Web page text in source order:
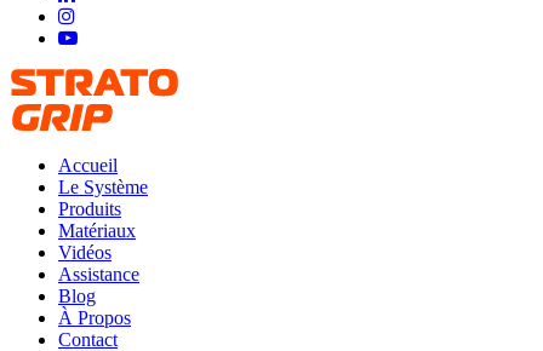
Accueil
Le Système
Produits
Matériaux
Vidéos
Assistance
Blog
À Propos
Contact